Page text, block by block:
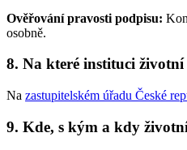
Ověřování pravosti podpisu:
osobně.
8. Na které instituci životní
Na zastupitelském úřadu České
9. Kde, s kým a kdy